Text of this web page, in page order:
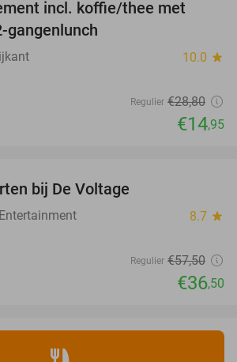
incl. koffie/thee met
gangenlunch
10.0 star
Regulier €28,80
€14,95
bij De Voltage
8.7 star
Regulier €57,50
€36,50